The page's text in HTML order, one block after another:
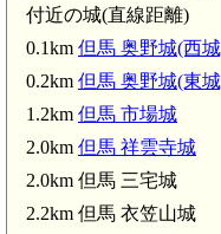
石城(3.4km)
付近の城(直線距離)
0.1km 但馬 奥野城(西
0.2km 但馬 奥野城(東
1.2km 但馬 市場城
2.0km 但馬 祥雲寺城
2.0km 但馬 三宅城
2.2km 但馬 衣笠山城